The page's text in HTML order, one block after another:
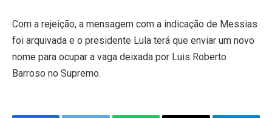
Com a rejeição, a mensagem com a indicação de Messias
foi arquivada e o presidente Lula terá que enviar um novo
nome para ocupar a vaga deixada por Luis Roberto
Barroso no Supremo.